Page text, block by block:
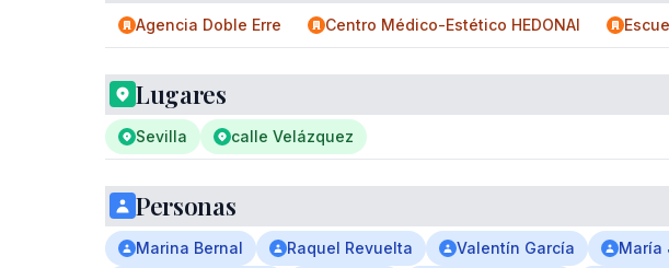
Agencia Doble Erre Centro Médico-Estético HEDONAI
Lugares
Sevilla calle Velázquez
Personas
Marina Bernal Raquel Revuelta Valentín García María